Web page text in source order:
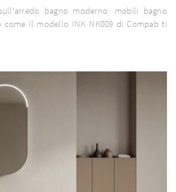
bagno moderno: mobili bagno
come il modello INK NK009 di Compab ti